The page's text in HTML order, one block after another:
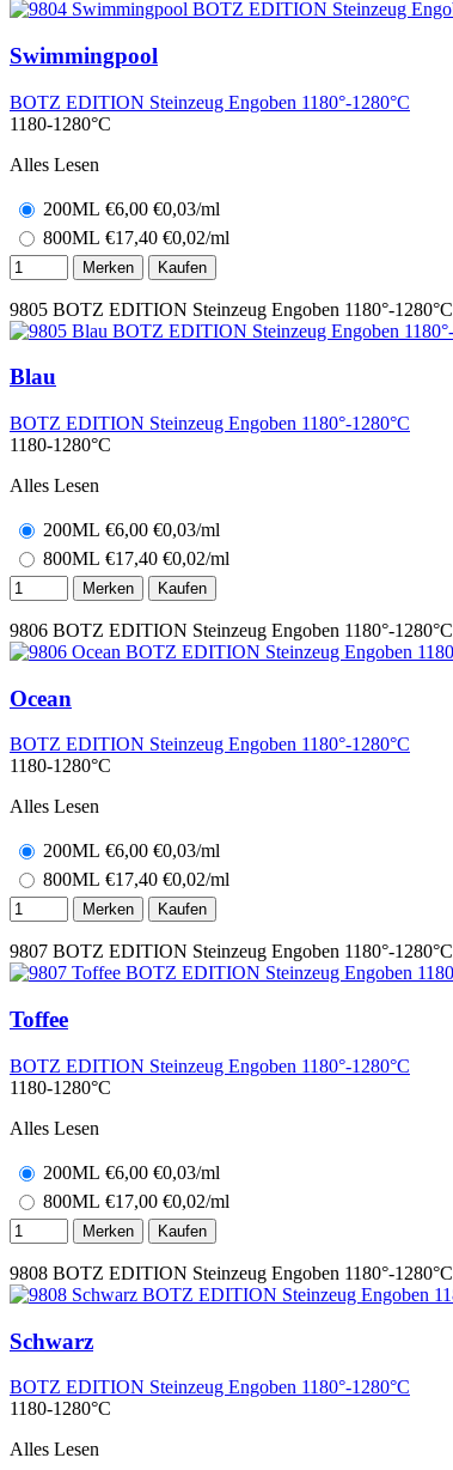
Swimmingpool
BOTZ EDITION Steinzeug Engoben 1180°-1280°C
1180-1280°C
Alles Lesen
200ML €6,00 €0,03/ml
800ML €17,40 €0,02/ml
Merken Kaufen
9805 BOTZ EDITION Steinzeug Engoben 1180°-1280°C
Blau
BOTZ EDITION Steinzeug Engoben 1180°-1280°C
1180-1280°C
Alles Lesen
200ML €6,00 €0,03/ml
800ML €17,40 €0,02/ml
Merken Kaufen
9806 BOTZ EDITION Steinzeug Engoben 1180°-1280°C
Ocean
BOTZ EDITION Steinzeug Engoben 1180°-1280°C
1180-1280°C
Alles Lesen
200ML €6,00 €0,03/ml
800ML €17,40 €0,02/ml
Merken Kaufen
9807 BOTZ EDITION Steinzeug Engoben 1180°-1280°C
Toffee
BOTZ EDITION Steinzeug Engoben 1180°-1280°C
1180-1280°C
Alles Lesen
200ML €6,00 €0,03/ml
800ML €17,00 €0,02/ml
Merken Kaufen
9808 BOTZ EDITION Steinzeug Engoben 1180°-1280°C
Schwarz
BOTZ EDITION Steinzeug Engoben 1180°-1280°C
1180-1280°C
Alles Lesen